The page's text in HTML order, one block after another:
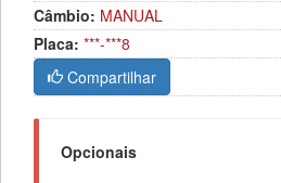
Câmbio: MANUAL
Placa: ***-***8
Compartilhar
Opcionais